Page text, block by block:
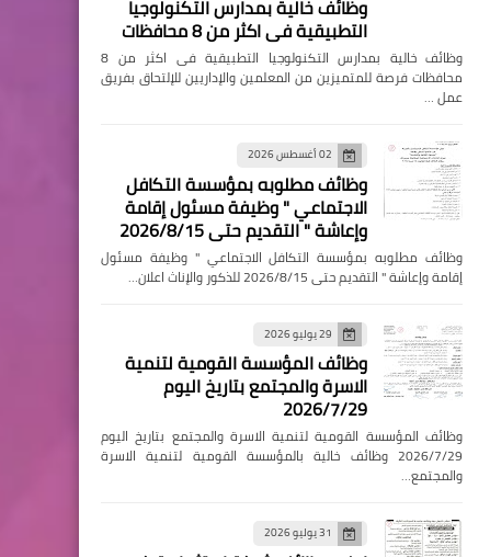
وظائف خالية بمدارس التكنولوجيا
التطبيقية فى اكثر من 8 محافظات
وظائف خالية بمدارس التكنولوجيا التطبيقية فى اكثر من 8
محافظات فرصة للمتميزين من المعلمين والإداريين للإلتحاق بفريق
عمل …
02 أغسطس 2026
وظائف مطلوبه بمؤسسة التكافل
الاجتماعي " وظيفة مسئول إقامة
وإعاشة " التقديم حتى 2026/8/15
وظائف مطلوبه بمؤسسة التكافل الاجتماعي " وظيفة مسئول
إقامة وإعاشة " التقديم حتى 2026/8/15 للذكور والإناث اعلان…
29 يوليو 2026
وظائف المؤسسة القومية لتنمية
الاسرة والمجتمع بتاريخ اليوم
2026/7/29
وظائف المؤسسة القومية لتنمية الاسرة والمجتمع بتاريخ اليوم
2026/7/29 وظائف خالية بالمؤسسة القومية لتنمية الاسرة
والمجتمع…
31 يوليو 2026